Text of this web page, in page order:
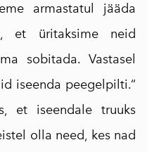
armastatul jääda
et üritaksime neid
sobitada. Vastasel
iseenda peegelpilti.“
et iseendale truuks
olla need, kes nad